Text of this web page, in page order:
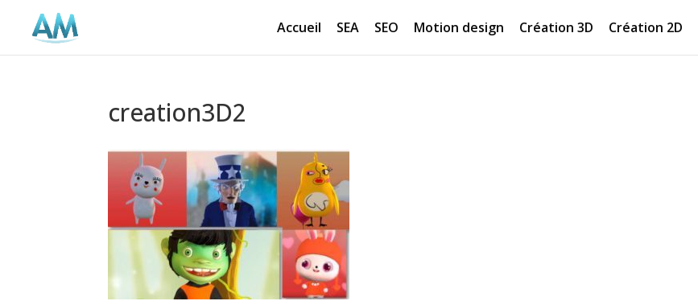
Accueil SEA SEO Motion design Création 3D Création 2D
creation3D2